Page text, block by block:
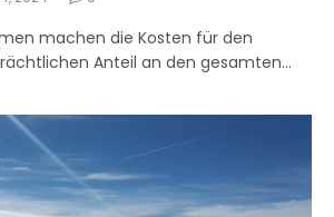
machen die Kosten für den
Anteil an den gesamten…